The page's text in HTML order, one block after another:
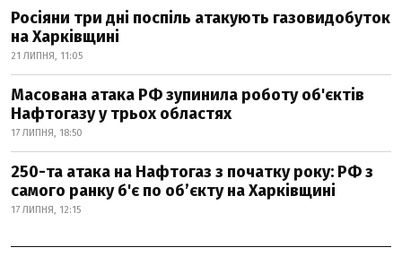
Росіяни три дні поспіль атакують газовидобуток
на Харківщині
21 ЛИПНЯ, 11:05
Масована атака РФ зупинила роботу об'єктів
Нафтогазу у трьох областях
17 ЛИПНЯ, 18:50
250-та атака на Нафтогаз з початку року: РФ з
самого ранку б'є по об’єкту на Харківщині
17 ЛИПНЯ, 12:15